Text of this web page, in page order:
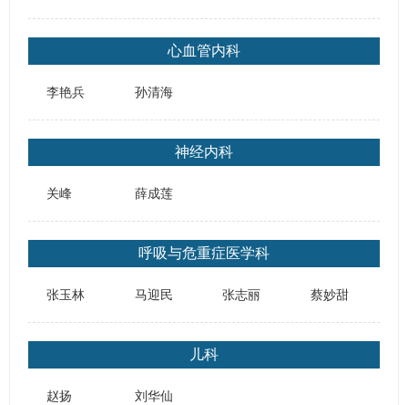
心血管内科
李艳兵 孙清海
神经内科
关峰 薛成莲
呼吸与危重症医学科
张玉林 马迎民 张志丽 蔡妙甜
儿科
赵扬 刘华仙